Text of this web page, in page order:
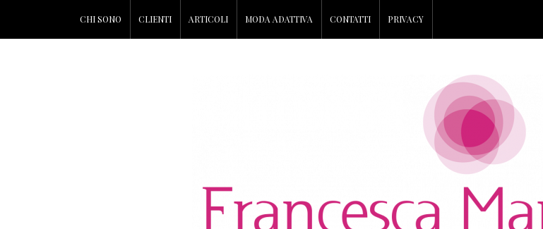
CHI SONO CLIENTI ARTICOLI MODA ADATTIVA CONTATTI PRIVACY